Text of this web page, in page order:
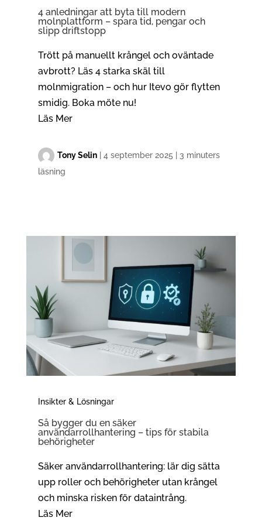
4 anledningar att byta till modern
molnplattform – spara tid, pengar och
slipp driftstopp
Trött på manuellt krångel och oväntade
avbrott? Läs 4 starka skäl till
molnmigration – och hur Itevo gör flytten
smidig. Boka möte nu!
Läs Mer
Tony Selin| 4 september 2025
3 minuters
läsning
Insikter & Lösningar
Så bygger du en säker
användarrollhantering – tips för stabila
behörigheter
Säker användarrollhantering: lär dig sätta
upp roller och behörigheter utan krångel
och minska risken för dataintrång.
Läs Mer